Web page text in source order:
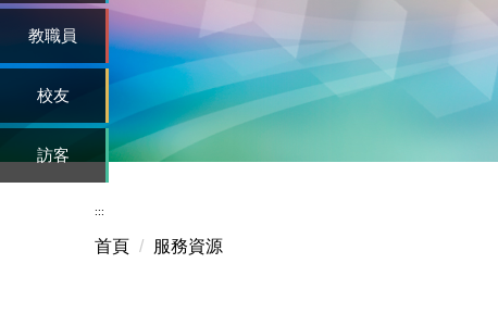
教職員
校友
訪客
:::
首頁 服務資源